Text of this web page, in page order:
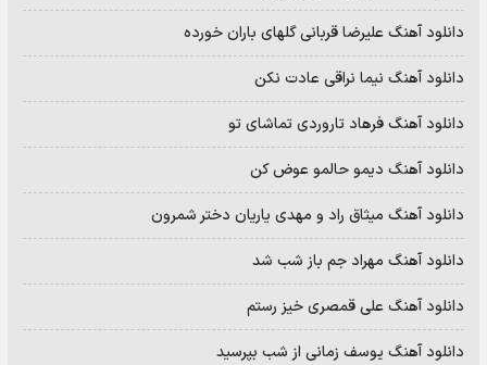
دانلود آهنگ علیرضا قربانی گلهای باران خورده
دانلود آهنگ نیما نراقی عادت نکن
دانلود آهنگ فرهاد تاروردی تماشای تو
دانلود آهنگ دیمو حالمو عوض کن
دانلود آهنگ میثاق راد و مهدی یاریان دختر شمرون
دانلود آهنگ مهراد جم باز شب شد
دانلود آهنگ علی قمصری خیز رستم
دانلود آهنگ یوسف زمانی از شب بپرسید